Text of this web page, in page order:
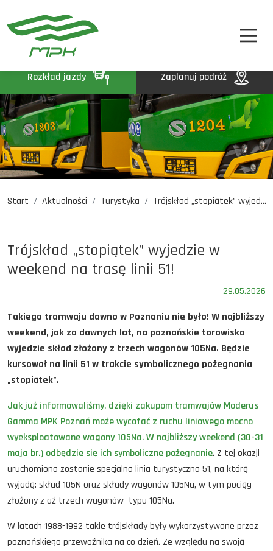
Rozkład jazdy
Oferty pracy
DE ENUA
STREFA PASAŻERA
STREFA MPK
BIP
KONTAKT
A- A A+
Rozkład jazdy Zaplanuj podróż
Start Aktualności Turystyka Trójskład „stopiątek” wyjed...
Trójskład „stopiątek” wyjedzie w
weekend na trasę linii 51!
29.05.2026
Takiego tramwaju dawno w Poznaniu nie było! W najbliższy
weekend, jak za dawnych lat, na poznańskie torowiska
wyjedzie skład złożony z trzech wagonów 105Na. Będzie
kursował na linii 51 w trakcie symbolicznego pożegnania
„stopiątek”.
Jak już informowaliśmy, dzięki zakupom tramwajów Moderus
Gamma MPK Poznań może wycofać z ruchu liniowego mocno
wyeksploatowane wagony 105Na. W najbliższy weekend (30-31
maja br.) odbędzie się ich symboliczne pożegnanie. Z tej okazji
uruchomiona zostanie specjalna linia turystyczna 51, na którą
wyjadą: skład 105N oraz składy wagonów 105Na, w tym pociąg
złożony z aż trzech wagonów typu 105Na.
W latach 1988-1992 takie trójskłady były wykorzystywane przez
poznańskiego przewoźnika na co dzień. Ze względu na swoją